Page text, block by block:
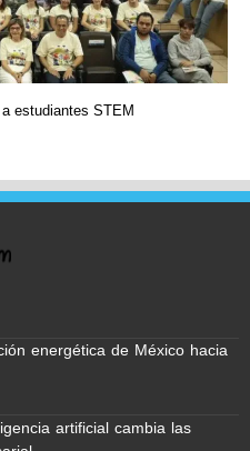
estudiantes STEM
energética de México hacia
artificial cambia las